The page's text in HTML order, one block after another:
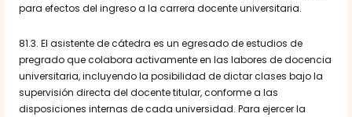
para efectos del ingreso a la carrera docente universitaria.
81.3. El asistente de cátedra es un egresado de estudios de
pregrado que colabora activamente en las labores de docencia
universitaria, incluyendo la posibilidad de dictar clases bajo la
supervisión directa del docente titular, conforme a las
disposiciones internas de cada universidad. Para ejercer la